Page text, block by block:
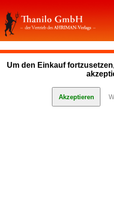
Um den Einkauf
Akzeptieren